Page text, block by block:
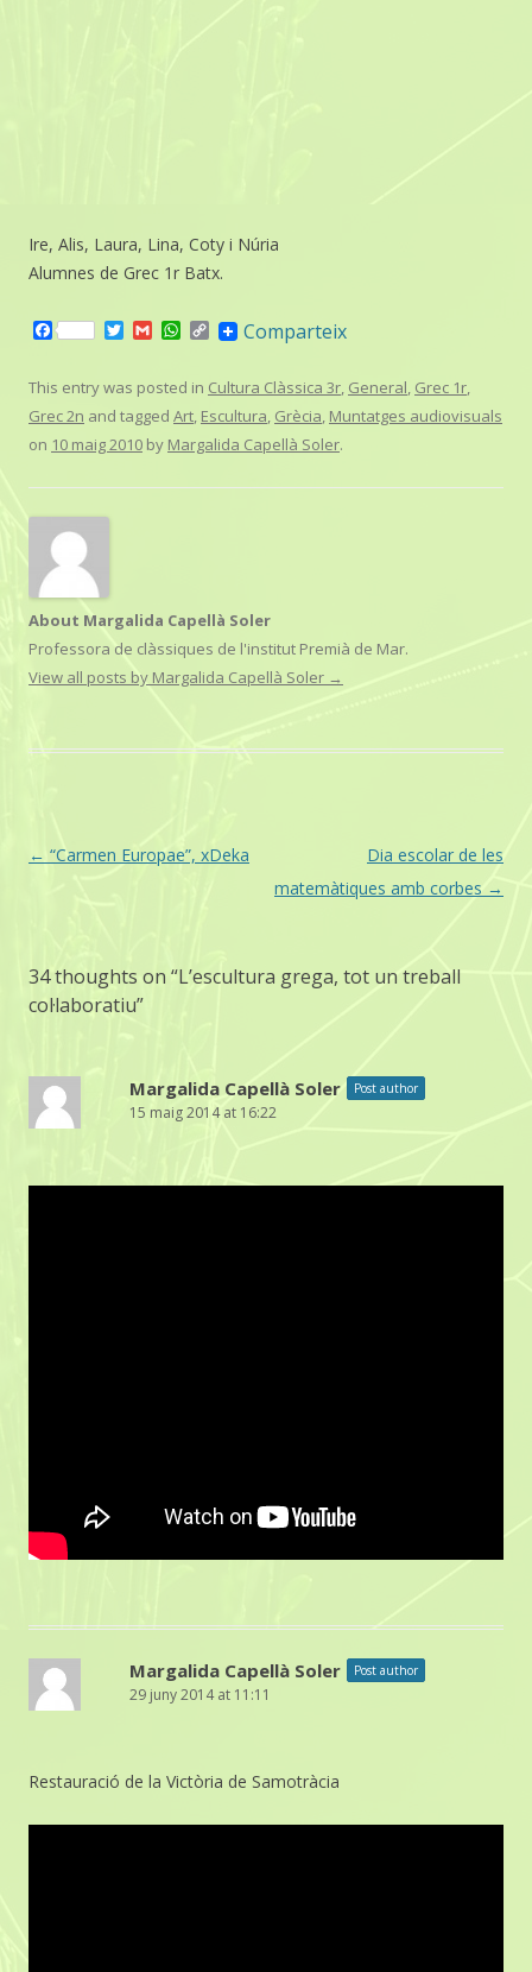
Ire, Alis, Laura, Lina, Coty i Núria
Alumnes de Grec 1r Batx.
F
e
o
o
T
t
e
r
G
i
W
t
A
p
C
o
y
i
n
Comparteix
This entry was posted in Cultura Clàssica 3r, General, Grec 1r,
Grec 2n and tagged Art, Escultura, Grècia, Muntatges audiovisuals
on 10 maig 2010 by Margalida Capellà Soler.
About Margalida Capellà Soler
Professora de clàssiques de l'institut Premià de Mar.
View all posts by Margalida Capellà Soler →
Post
← “Carmen Europae”, xDeka
Dia escolar de les
matemàtiques amb corbes →
34 thoughts on “L’escultura grega, tot un treball
col·laboratiu”
Margalida Capellà Soler Post author
15 maig 2014 at 16:22
Margalida Capellà Soler Post author
29 juny 2014 at 11:11
Restauració de la Victòria de Samotràcia